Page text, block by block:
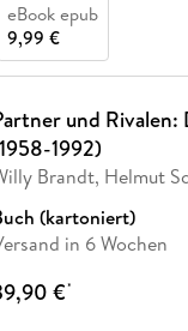
eBook epub
9,99 €
und Rivalen:
1992)
Brandt, Helmut
(kartoniert)
in 6 Wochen
€*